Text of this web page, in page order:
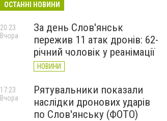
ОСТАННІ НОВИНИ
За день Слов'янськ
пережив 11 атак дронів: 62-
річний чоловік у реанімації
НОВИНИ
20:23
Вчора
Рятувальники показали
наслідки дронових ударів
по Слов'янську (ФОТО)
17:23
Вчора